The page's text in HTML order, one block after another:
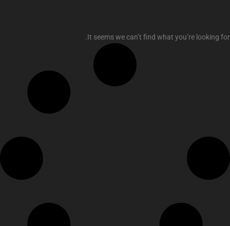
It seems we can’t find what you’re looking for.